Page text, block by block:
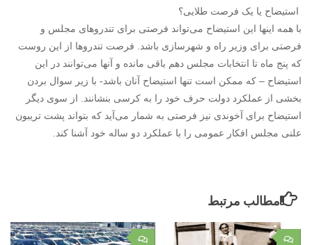
استیضاح یا یک فرصت طلایی؟
با همه اینها این استیضاح می‌تواند فرصتی برای تندروهای مجلس و
فرصتی برای وزیر راه و شهرسازی باشد. فرصت تندروها از این روست
که پنج ماه تا انتخابات مجلس دهم باقی مانده و آنها می‌توانند در این
استیضاح – که ممکن است تنها استیضاح آنان باشد- با زیر سوال بردن
بخشی از عملکرد دولت حرف خود را به کرسی بنشانند. از سوی دیگر
استیضاح برای آخوندی نیز فرصتی به شمار می‌آید که بتواند پشت تریبون
علنی مجلس افکار عمومی را با عملکرد دو ساله خود آشنا کند.
مطالب مرتبط
۰ ۰